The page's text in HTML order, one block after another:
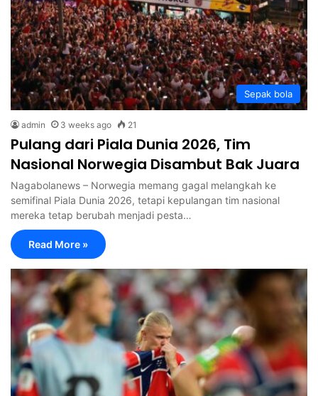
Sepak bola
admin 3 weeks ago 21
Pulang dari Piala Dunia 2026, Tim
Nasional Norwegia Disambut Bak Juara
Nagabolanews – Norwegia memang gagal melangkah ke
semifinal Piala Dunia 2026, tetapi kepulangan tim nasional
mereka tetap berubah menjadi pesta…
Read More »